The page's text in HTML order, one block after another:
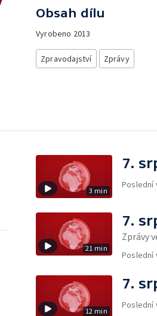
Obsah dílu
Vyrobeno 2013
Zpravodajství Zprávy
3 min
7.
Poslední
21 min
7.
Zprávy
Poslední
12 min
7.
Poslední